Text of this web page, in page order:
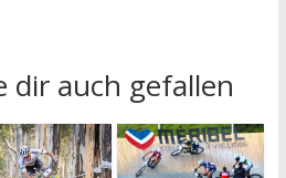
dir auch gefallen